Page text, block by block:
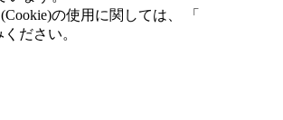
の使用に関しては、 「
ださい。